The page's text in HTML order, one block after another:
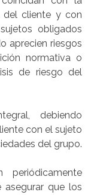
del cliente y con
obligados
aprecien riesgos
normativa o
de riesgo del
debiendo
con el sujeto
del grupo.
periódicamente
que los